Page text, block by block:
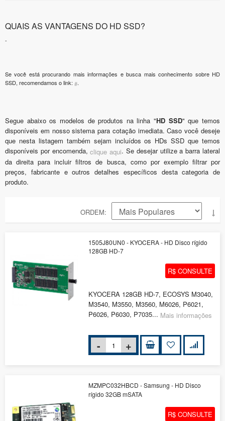
QUAIS AS VANTAGENS DO HD SSD?
-
Se você está procurando mais informações e busca mais conhecimento sobre HD
SSD, recomendamos o link: #.
Segue abaixo os modelos de produtos na linha "HD SSD" que temos
disponíveis em nosso sistema para cotação imediata. Caso você deseje
que nesta listagem também sejam incluídos os HDs SSD que temos
disponíveis por encomenda,clique aqui. Se desejar utilize a barra lateral
da direita para incluir filtros de busca, como por exemplo filtrar por
preços, fabricante e outros detalhes específicos desta categoria de
produto.
ORDEM
1505J80UN0 - KYOCERA - HD Disco rígido
128GB HD-7
R$ CONSULTE
KYOCERA 128GB HD-7, ECOSYS M3040,
M3540, M3550, M3560, M6026, P6021,
P6026, P6030, P7035... Mais informações
MZMPC032HBCD - Samsung - HD Disco
rígido 32GB mSATA
R$ CONSULTE